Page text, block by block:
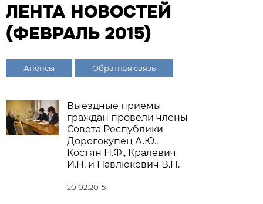
ЛЕНТА НОВОСТЕЙ
(ФЕВРАЛЬ 2015)
Анонсы Обратная связь
Выездные приемы
граждан провели члены
Совета Республики
Дорогокупец А.Ю.,
Костян Н.Ф., Кралевич
И.Н. и Павлюкевич В.П.
20.02.2015